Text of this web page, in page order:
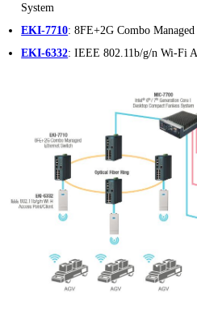
System
EKI-7710: 8FE+2G Combo
EKI-6332: IEEE 802.11b/g/n Wi-Fi